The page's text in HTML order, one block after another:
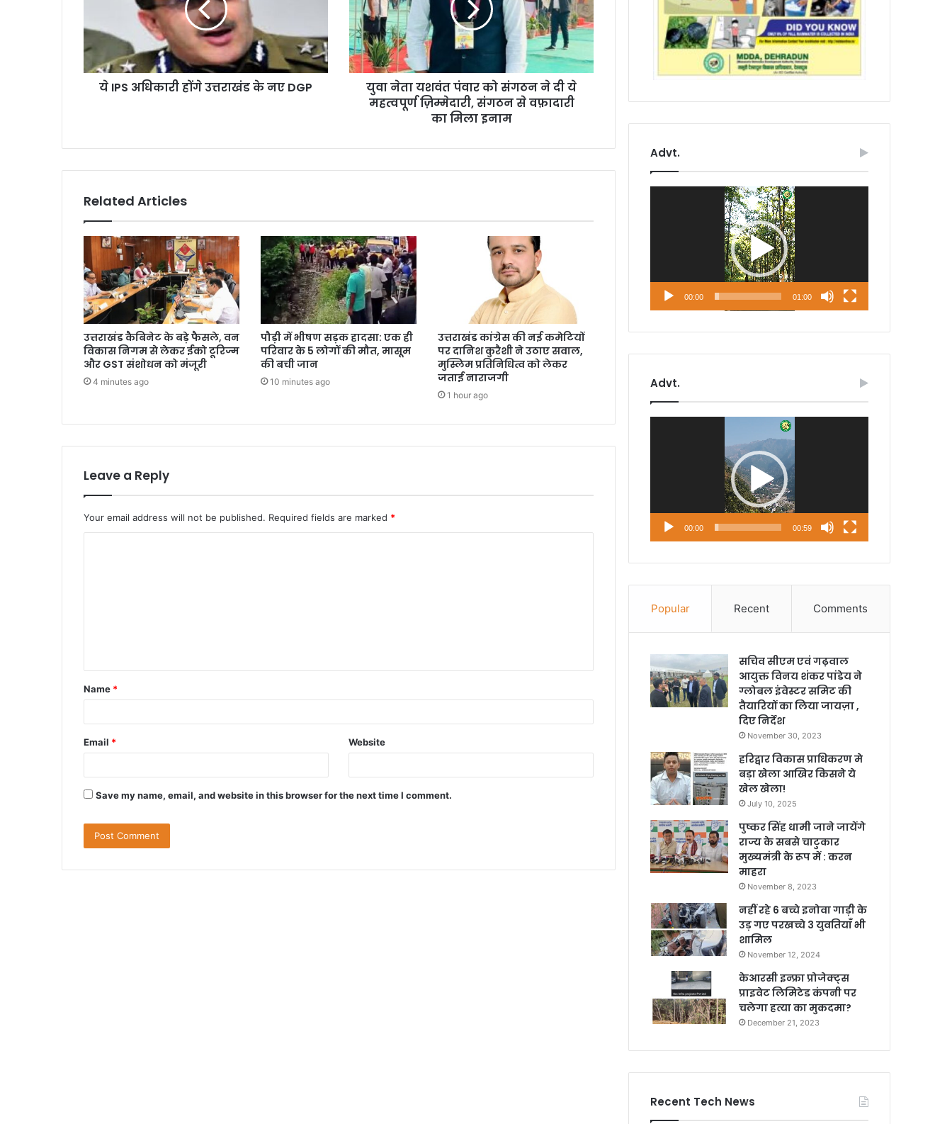
ये IPS अधिकारी होंगे उत्तराखंड के नए DGP
युवा नेता यशवंत पंवार को संगठन ने दी ये
महत्वपूर्ण ज़िम्मेदारी, संगठन से वफ़ादारी
का मिला इनाम
Related Articles
उत्तराखंड कैबिनेट के बड़े फैसले, वन
विकास निगम से लेकर ईको टूरिज्म
और GST संशोधन को मंजूरी
4 minutes ago
पौड़ी में भीषण सड़क हादसा: एक ही
परिवार के 5 लोगों की मौत, मासूम
की बची जान
10 minutes ago
उत्तराखंड कांग्रेस की नई कमेटियों
पर दानिश कुरैशी ने उठाए सवाल,
मुस्लिम प्रतिनिधित्व को लेकर
जताई नाराजगी
1 hour ago
Leave a Reply
Your email address will not be published. Required fields are marked *
t
*
Name *
Email * Website
Save my name, email, and website in this browser for the next time I comment.
Advt.
00:00 01:00
Advt.
00:00 00:59
Popular Recent Comments
सचिव सीएम एवं गढ़वाल
आयुक्त विनय शंकर पांडेय ने
ग्लोबल इंवेस्टर समिट की
तैयारियों का लिया जायज़ा ,
दिए निर्देश
November 30, 2023
हरिद्वार विकास प्राधिकरण मे
बड़ा खेला आखिर किसने ये
खेल खेला!
July 10, 2025
पुष्कर सिंह धामी जाने जायेंगे
राज्य के सबसे चाटुकार
मुख्यमंत्री के रूप में : करन
माहरा
November 8, 2023
नहीं रहे 6 बच्चे इनोवा गाड़ी के
उड़ गए परखच्चे 3 युवतियाँ भी
शामिल
November 12, 2024
केआरसी इन्फ्रा प्रोजेक्ट्स
प्राइवेट लिमिटेड कंपनी पर
चलेगा हत्या का मुकदमा?
December 21, 2023
Recent Tech News